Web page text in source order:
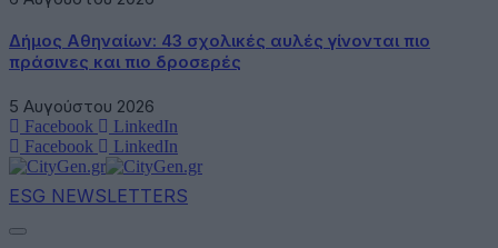
Δήμος Αθηναίων: 43 σχολικές αυλές γίνονται πιο
πράσινες και πιο δροσερές
5 Αυγούστου 2026
Facebook
LinkedIn
Facebook
LinkedIn
ESG NEWSLETTERS